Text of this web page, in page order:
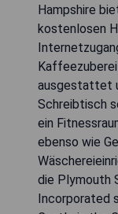
Hampshire
kostenlosen
ausgestattet
Schreibtisch
ein
ebenso wie
die Plymouth
Incorporated